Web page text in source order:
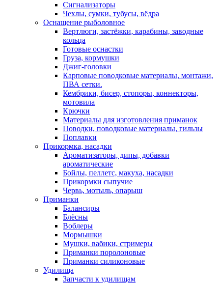
Сигнализаторы
Чехлы, сумки, тубусы, вёдра
Оснащение рыболовное
Вертлюги, застёжки, карабины, заводные
кольца
Готовые оснастки
Груза, кормушки
Джиг-головки
Карповые поводковые материалы, монтажи,
ПВА сетки.
Кембрики, бисер, стопоры, коннекторы,
мотовила
Крючки
Материалы для изготовления приманок
Поводки, поводковые материалы, гильзы
Поплавки
Прикормка, насадки
Ароматизаторы, дипы, добавки
ароматические
Бойлы, пеллетс, макуха, насадки
Прикормки сыпучие
Червь, мотыль, опарыш
Приманки
Балансиры
Блёсны
Воблеры
Мормышки
Мушки, вабики, стримеры
Приманки поролоновые
Приманки силиконовые
Удилища
Запчасти к удилищам